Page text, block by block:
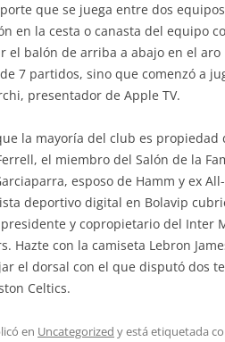
que se juega entre dos
en la cesta o canasta del equipo
el balón de arriba a abajo en el
7 partidos, sino que comenzó a
presentador de Apple TV.
la mayoría del club es propiedad
el miembro del Salón de la
esposo de Hamm y ex
deportivo digital en Bolavip
y copropietario del Inter
Hazte con la camiseta Lebron
el dorsal con el que disputó dos
Celtics.
en Uncategorized y está etiquetada